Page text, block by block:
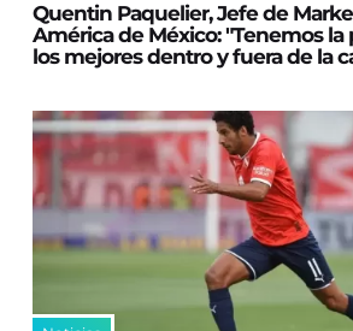
Quentin Paquelier, Jefe de
América de México: "Tenemos la
los mejores dentro y fuera de la